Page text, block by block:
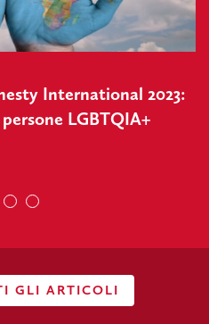
International 2023:
LGBTQIA+
GLI ARTICOLI